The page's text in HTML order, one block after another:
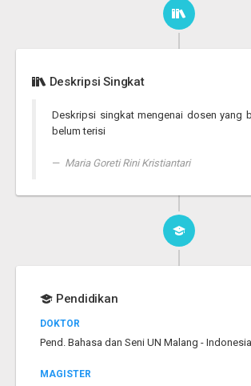
Deskripsi Singkat
Deskripsi singkat mengenai dosen yang
belum terisi
Maria Goreti Rini Kristiantari
Pendidikan
DOKTOR
Pend. Bahasa dan Seni UN Malang - Indonesia
MAGISTER